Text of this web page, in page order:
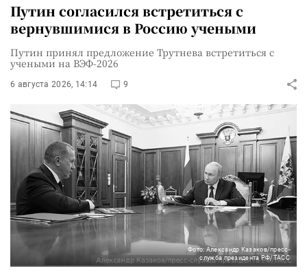
Путин согласился встретиться с
вернувшимися в Россию учеными
Путин принял предложение Трутнева встретиться с
учеными на ВЭФ-2026
6 августа 2026, 14:14 9
Фото: Александр Казаков/пресс-
служба президента РФ/ТАСС